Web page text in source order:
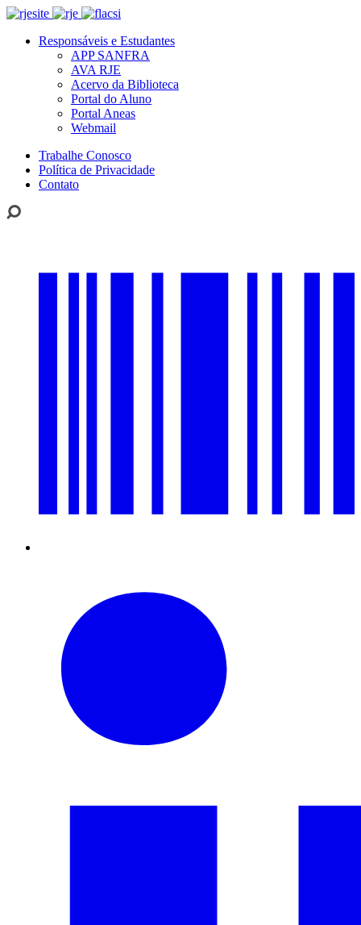
Responsáveis e Estudantes
APP SANFRA
AVA RJE
Acervo da Biblioteca
Portal do Aluno
Portal Aneas
Webmail
Trabalhe Conosco
Política de Privacidade
Contato